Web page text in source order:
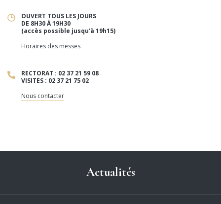
OUVERT TOUS LES JOURS
DE 8H30 À 19H30
(accès possible jusqu’à 19h15)
Horaires des messes
RECTORAT : 02 37 21 59 08
VISITES : 02 37 21 75 02
Nous contacter
Actualités